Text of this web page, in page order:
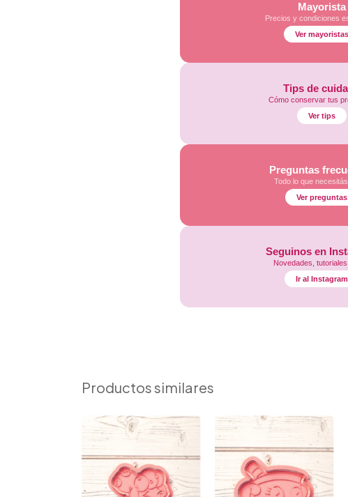
Mayorista
Precios y condiciones
Ver mayoristas
Tips de
Cómo conservar tus
Ver tips
Preguntas
Todo lo que
Ver preguntas
Seguinos en
Novedades,
Ir al Instagram
Productos similares